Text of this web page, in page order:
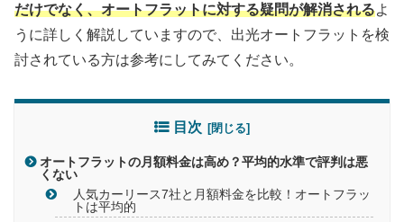
だけでなく、オートフラットに対する疑問が解消されるよ
うに詳しく解説していますので、出光オートフラットを検
討されている方は参考にしてみてください。
目次
オートフラットの月額料金は高め？平均的水準で評判は悪
くない
人気カーリース7社と月額料金を比較！オートフラッ
トは平均的